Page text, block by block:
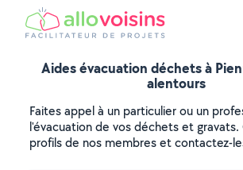
Aides évacuation déchets à
alentours
Faites appel à un particulier ou un
l'évacuation de vos déchets et gravats.
profils de nos membres et contactez-